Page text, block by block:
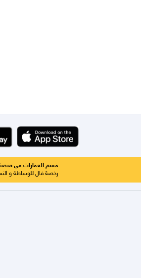
قسم العقارات في
رخصة فال للوساطة و التسويق